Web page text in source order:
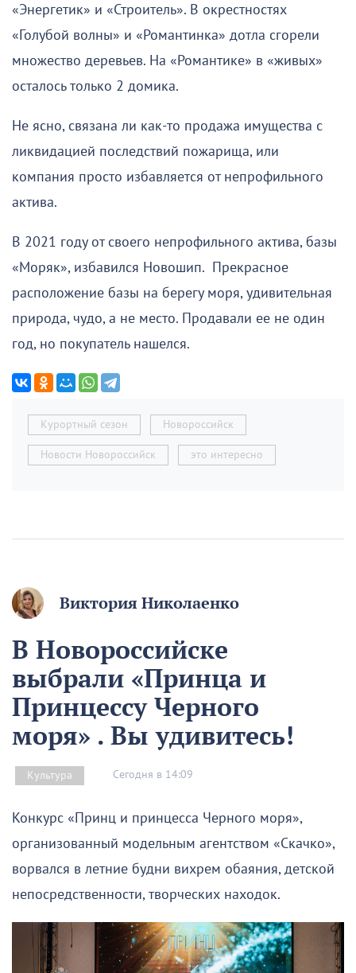
«Энергетик» и «Строитель». В окрестностях
«Голубой волны» и «Романтинка» дотла сгорели
множество деревьев. На «Романтике» в «живых»
осталось только 2 домика.
Не ясно, связана ли как-то продажа имущества с
ликвидацией последствий пожарища, или
компания просто избавляется от непрофильного
актива.
В 2021 году от своего непрофильного актива, базы
«Моряк», избавился Новошип. Прекрасное
расположение базы на берегу моря, удивительная
природа, чудо, а не место. Продавали ее не один
год, но покупатель нашелся.
Курортный сезон Новороссийск
Новости Новороссийск это интересно
Виктория Николаенко
В Новороссийске
выбрали «Принца и
Принцессу Черного
моря» . Вы удивитесь!
Культура Сегодня в 14:09
Конкурс «Принц и принцесса Черного моря»,
организованный модельным агентством «Скачко»,
ворвался в летние будни вихрем обаяния, детской
непосредственности, творческих находок.